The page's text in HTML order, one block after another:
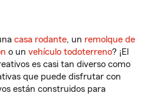
casa rodante, un remolque de
o un vehículo todoterreno? ¡El
es casi tan diverso como
que puede disfrutar con
están construidos para